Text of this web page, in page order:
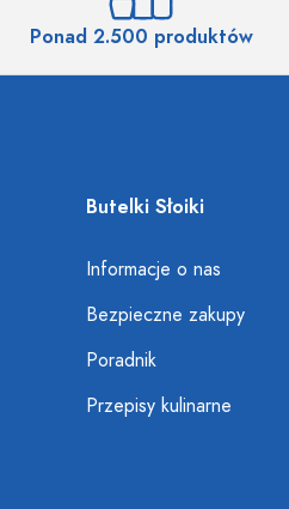
Ponad 2.500 produktów
Butelki Słoiki
Informacje o nas
Bezpieczne zakupy
Poradnik
Przepisy kulinarne